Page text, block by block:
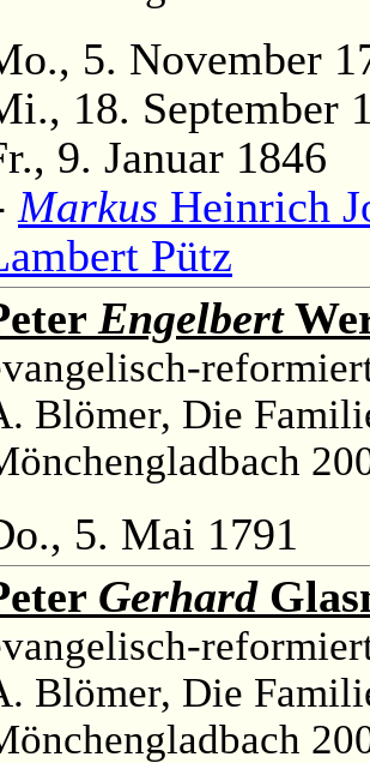
5. November
18. September
9. Januar 1846
Markus Heinrich
Pütz
Engelbert
Blömer, Die
5. Mai 1791
Gerhard
Blömer, Die